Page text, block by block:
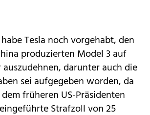
Tesla noch vorgehabt, den
produzierten Model 3auf
darunter auch die
sei aufgegeben worden, da
früheren US-Präsidenten
Strafzoll von 25